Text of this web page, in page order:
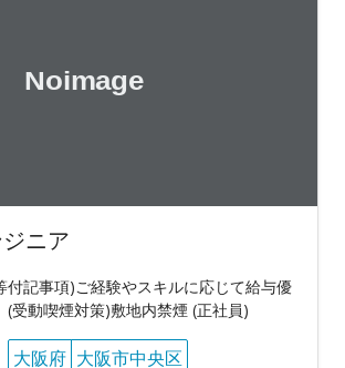
ニア
付記事項)ご経験やスキルに応じて給与優
(受動喫煙対策)敷地内禁煙 (正社員)
大阪府 大阪市中央区